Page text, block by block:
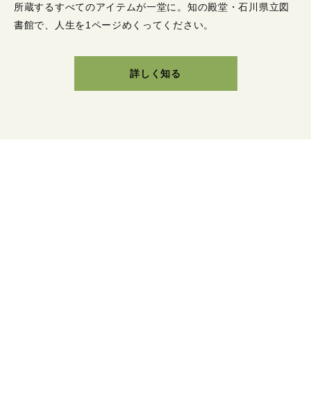
所蔵するすべてのアイテムが一堂に。 知の殿堂・石川県立図
書館で、人生を1ページめくってください。
詳しく知る